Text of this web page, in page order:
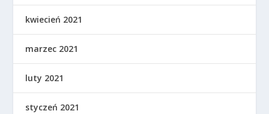
kwiecień 2021
marzec 2021
luty 2021
styczeń 2021